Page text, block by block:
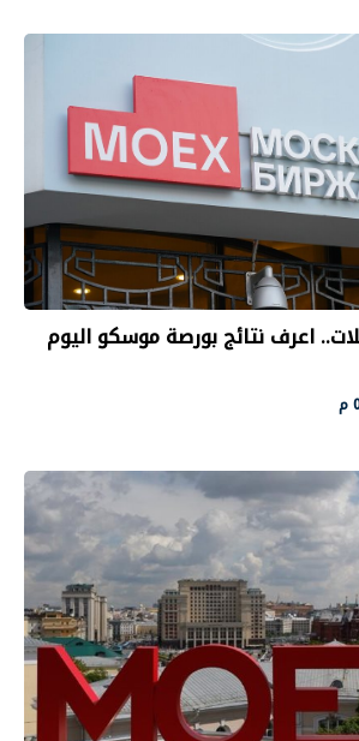
اعرف نتائج بورصة موسكو اليوم